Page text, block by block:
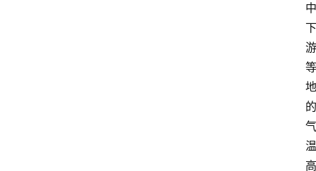
中
下
游
等
地
的
气
温
高